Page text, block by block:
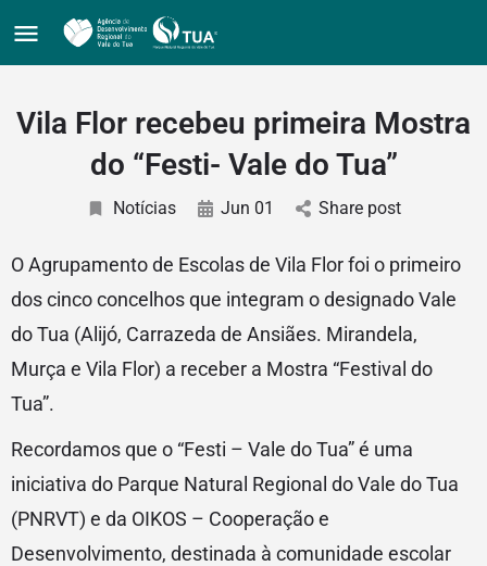
Vila Flor recebeu primeira Mostra
do “Festi- Vale do Tua”
Notícias Jun 01 Share post
O Agrupamento de Escolas de Vila Flor foi o primeiro
dos cinco concelhos que integram o designado Vale
do Tua (Alijó, Carrazeda de Ansiães. Mirandela,
Murça e Vila Flor) a receber a Mostra “Festival do
Tua”.
Recordamos que o “Festi – Vale do Tua” é uma
iniciativa do Parque Natural Regional do Vale do Tua
(PNRVT) e da OIKOS – Cooperação e
Desenvolvimento, destinada à comunidade escolar